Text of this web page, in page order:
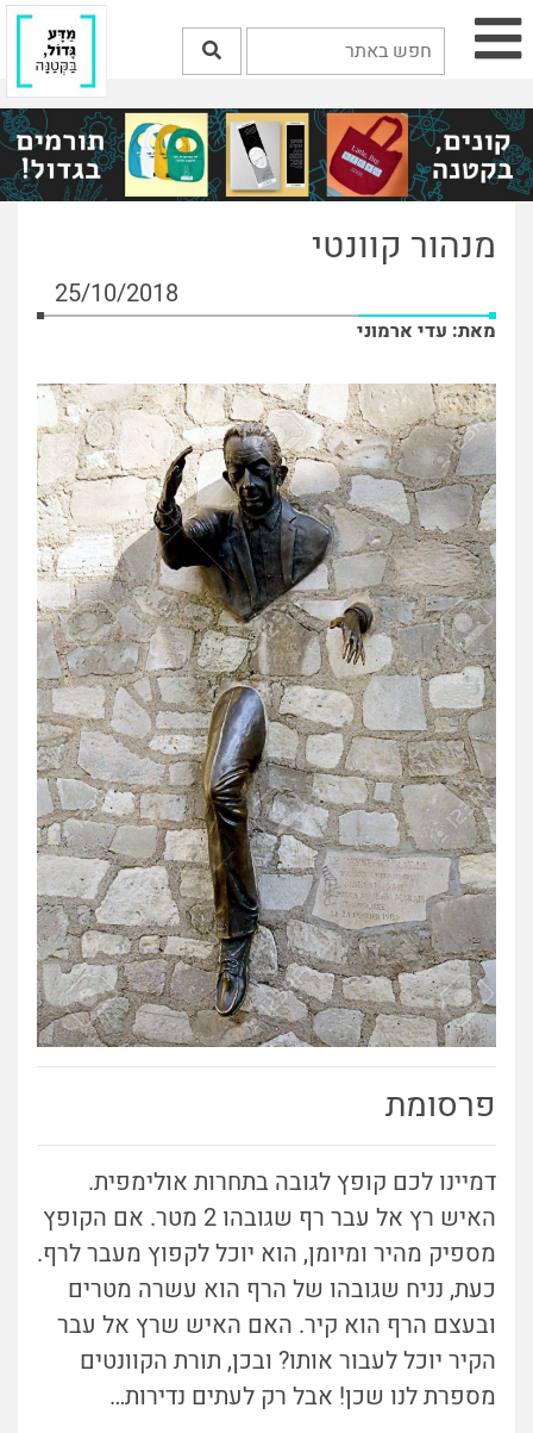
מנהור קוונטי
25/10/2018
מאת: עדי ארמוני
פרסומת
דמיינו לכם קופץ לגובה בתחרות אולימפית.
האיש רץ אל עבר רף שגובהו 2 מטר. אם הקופץ
מספיק מהיר ומיומן, הוא יוכל לקפוץ מעבר לרף.
כעת, נניח שגובהו של הרף הוא עשרה מטרים
ובעצם הרף הוא קיר. האם האיש שרץ אל עבר
הקיר יוכל לעבור אותו? ובכן, תורת הקוונטים
מספרת לנו שכן! אבל רק לעתים נדירות…